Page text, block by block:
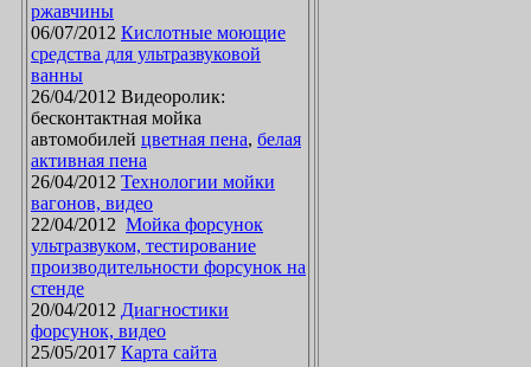
ржавчины
06/07/2012 Кислотные моющие
средства для ультразвуковой
ванны
26/04/2012 Видеоролик:
бесконтактная мойка
автомобилей цветная пена, белая
активная пена
26/04/2012 Технологии мойки
вагонов, видео
22/04/2012 Мойка форсунок
ультразвуком, тестирование
производительности форсунок на
стенде
20/04/2012 Диагностики
форсунок, видео
25/05/2017 Карта сайта